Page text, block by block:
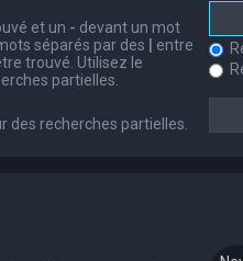
et un - devant un mot
séparés par des
entre
trouvé. Utilisez le
partielles.
des recherches partielles.